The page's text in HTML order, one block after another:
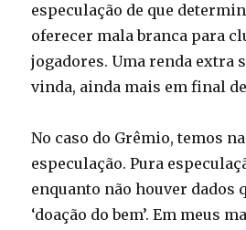
especulação de que
oferecer mala branca para
jogadores. Uma renda extra
vinda, ainda mais em final
No caso do Grêmio, temos
especulação. Pura
enquanto não houver dados
‘doação do bem’. Em meus